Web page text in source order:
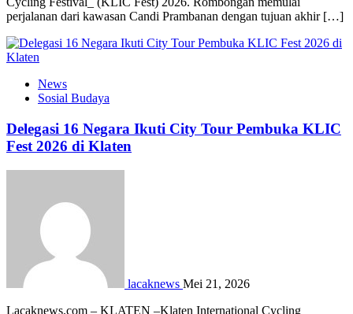
perjalanan dari kawasan Candi Prambanan dengan tujuan akhir […]
News
Sosial Budaya
Delegasi 16 Negara Ikuti City Tour Pembuka KLIC
Fest 2026 di Klaten
lacaknews Mei 21, 2026
Lacaknews.com – KLATEN –Klaten International Cycling